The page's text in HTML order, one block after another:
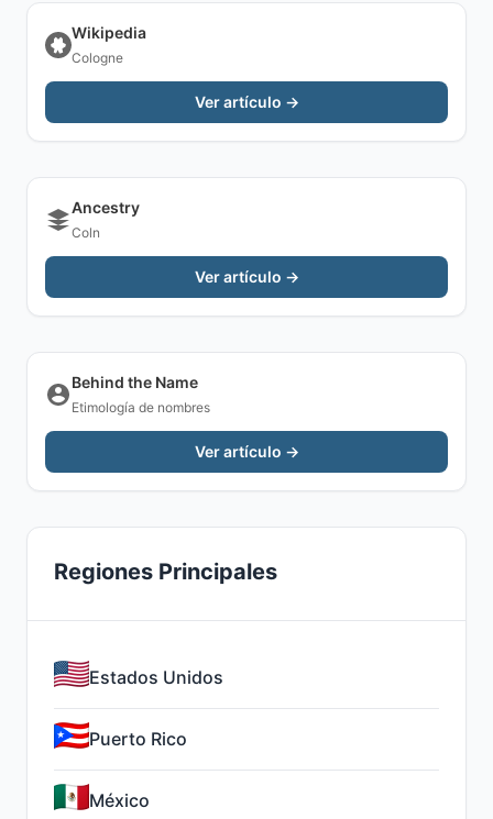
Wikipedia
Cologne
Ver artículo →
Ancestry
Coln
Ver artículo →
Behind the Name
Etimología de nombres
Ver artículo →
Regiones Principales
Estados Unidos
Puerto Rico
México